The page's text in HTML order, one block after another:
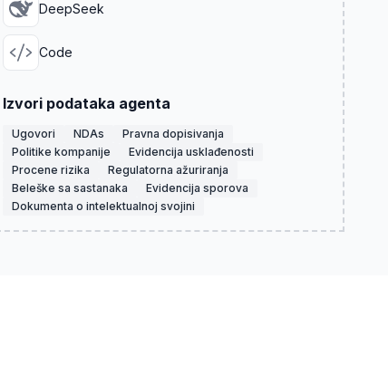
DeepSeek
Code
Izvori podataka agenta
Ugovori NDAs
Pravna dopisivanja
Politike kompanije
Evidencija usklađenosti
Procene rizika
Regulatorna ažuriranja
Beleške sa sastanaka
Evidencija sporova
Dokumenta o intelektualnoj svojini